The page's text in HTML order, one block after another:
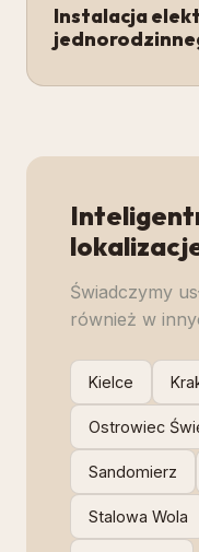
Instalacja
Świadczymy
również w
Kielce
Ostrowiec
Sandomierz
Stalowa Wola